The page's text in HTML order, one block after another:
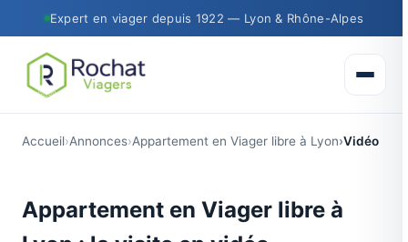
Expert en viager depuis 1922 — Lyon & Rhône-Alpes
Ouvrir
Accueil Annonces Appartement en Viager libre à Lyon Vidéo
Appartement en Viager libre à